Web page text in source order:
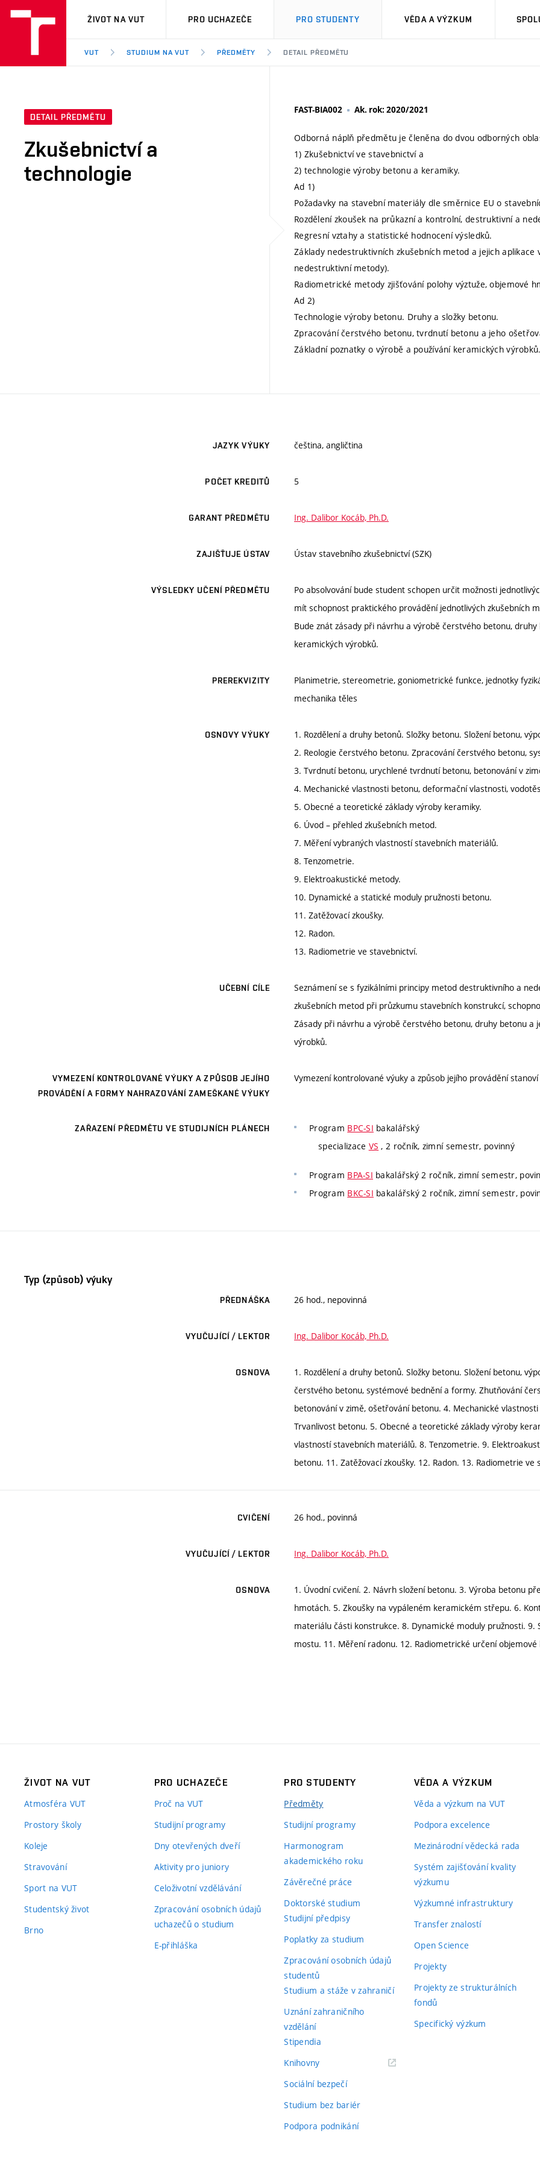
VUT
ŽIVOT NA VUT PRO UCHAZEČE PRO STUDENTY VĚDA A VÝZKUM
VUT STUDIUM NA VUT PŘEDMĚTY DETAIL PŘEDMĚTU
DETAIL PŘEDMĚTU
Zkušebnictví a
technologie
FAST-BIA002 Ak. rok: 2020/2021
Odborná náplň předmětu je členěna do dvou odborných
1) Zkušebnictví ve stavebnictví a
2) technologie výroby betonu a keramiky.
Ad 1)
Požadavky na stavební materiály dle směrnice EU o
Rozdělení zkoušek na průkazní a kontrolní, destruktivní a
Regresní vztahy a statistické hodnocení výsledků.
Základy nedestruktivních zkušebních metod a jejich
nedestruktivní metody).
Radiometrické metody zjišťování polohy výztuže, objemové
Ad 2)
Technologie výroby betonu. Druhy a složky betonu.
Zpracování čerstvého betonu, tvrdnutí betonu a jeho
Základní poznatky o výrobě a používání keramických výrobků.
JAZYK VÝUKY čeština, angličtina
POČET KREDITŮ 5
GARANT PŘEDMĚTU Ing. Dalibor Kocáb, Ph.D.
ZAJIŠŤUJE ÚSTAV Ústav stavebního zkušebnictví (SZK)
VÝSLEDKY UČENÍ PŘEDMĚTU
Po absolvování bude student schopen určit možnosti
mít schopnost praktického provádění jednotlivých zkušebních
Bude znát zásady při návrhu a výrobě čerstvého betonu,
keramických výrobků.
PREREKVIZITY
Planimetrie, stereometrie, goniometrické funkce, jednotky
mechanika těles
OSNOVY VÝUKY
1. Rozdělení a druhy betonů. Složky betonu. Složení betonu,
2. Reologie čerstvého betonu. Zpracování čerstvého betonu,
3. Tvrdnutí betonu, urychlené tvrdnutí betonu, betonování v
4. Mechanické vlastnosti betonu, deformační vlastnosti,
5. Obecné a teoretické základy výroby keramiky.
6. Úvod – přehled zkušebních metod.
7. Měření vybraných vlastností stavebních materiálů.
8. Tenzometrie.
9. Elektroakustické metody.
10. Dynamické a statické moduly pružnosti betonu.
11. Zatěžovací zkoušky.
12. Radon.
13. Radiometrie ve stavebnictví.
UČEBNÍ CÍLE
Seznámení se s fyzikálními principy metod destruktivního a
zkušebních metod při průzkumu stavebních konstrukcí,
Zásady při návrhu a výrobě čerstvého betonu, druhy betonu a
výrobků.
VYMEZENÍ KONTROLOVANÉ VÝUKY A ZPŮSOB JEJÍHO
PROVÁDĚNÍ A FORMY NAHRAZOVÁNÍ ZAMEŠKANÉ VÝUKY
Vymezení kontrolované výuky a způsob jejího provádění
ZAŘAZENÍ PŘEDMĚTU VE STUDIJNÍCH PLÁNECH Program BPC-SI bakalářský
specializace VS , 2 ročník, zimní semestr, povinný
Program BPA-SI bakalářský 2 ročník, zimní semestr,
Program BKC-SI bakalářský 2 ročník, zimní semestr,
Typ (způsob) výuky
PŘEDNÁŠKA 26 hod., nepovinná
VYUČUJÍCÍ / LEKTOR Ing. Dalibor Kocáb, Ph.D.
OSNOVA
1. Rozdělení a druhy betonů. Složky betonu. Složení betonu,
čerstvého betonu, systémové bednění a formy. Zhutňování
betonování v zimě, ošetřování betonu. 4. Mechanické
Trvanlivost betonu. 5. Obecné a teoretické základy výroby
vlastností stavebních materiálů. 8. Tenzometrie. 9.
betonu. 11. Zatěžovací zkoušky. 12. Radon. 13. Radiometrie ve
CVIČENÍ 26 hod., povinná
VYUČUJÍCÍ / LEKTOR Ing. Dalibor Kocáb, Ph.D.
OSNOVA
1. Úvodní cvičení. 2. Návrh složení betonu. 3. Výroba betonu
hmotách. 5. Zkoušky na vypáleném keramickém střepu. 6.
materiálu části konstrukce. 8. Dynamické moduly pružnosti.
mostu. 11. Měření radonu. 12. Radiometrické určení
ŽIVOT NA VUT
Atmosféra VUT
Prostory školy
Koleje
Stravování
Sport na VUT
Studentský život
Brno
PRO UCHAZEČE
Proč na VUT
Studijní programy
Dny otevřených dveří
Aktivity pro juniory
Celoživotní vzdělávání
Zpracování osobních údajů
uchazečů o studium
E-přihláška
PRO STUDENTY
Předměty
Studijní programy
Harmonogram
akademického roku
Závěrečné práce
Doktorské studium
Studijní předpisy
Poplatky za studium
Zpracování osobních údajů
studentů
Studium a stáže v zahraničí
Uznání zahraničního
vzdělání
Stipendia
Knihovny(externí
Sociální bezpečí
Studium bez bariér
Podpora podnikání
VĚDA A VÝZKUM
Věda a výzkum na VUT
Podpora excelence
Mezinárodní vědecká rada
Systém zajišťování kvality
výzkumu
Výzkumné infrastruktury
Transfer znalostí
Open Science
Projekty
Projekty ze strukturálních
fondů
Specifický výzkum